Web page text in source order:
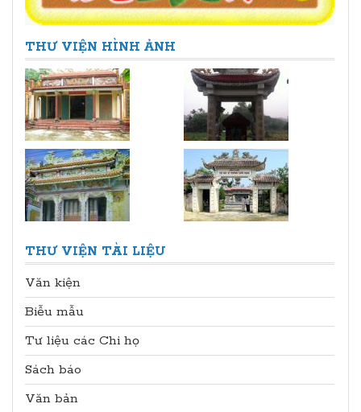
THƯ VIỆN HÌNH ẢNH
THƯ VIỆN TÀI LIỆU
Văn kiện
Biễu mẫu
Tư liệu các Chi họ
Sách báo
Văn bản